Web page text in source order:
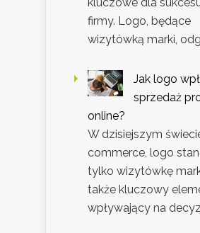
firmy. Logo, będące
wizytówką marki,
Jak logo
sprzedaż
online?
W dzisiejszym
commerce, logo
tylko wizytówkę
także kluczowy
wpływający na